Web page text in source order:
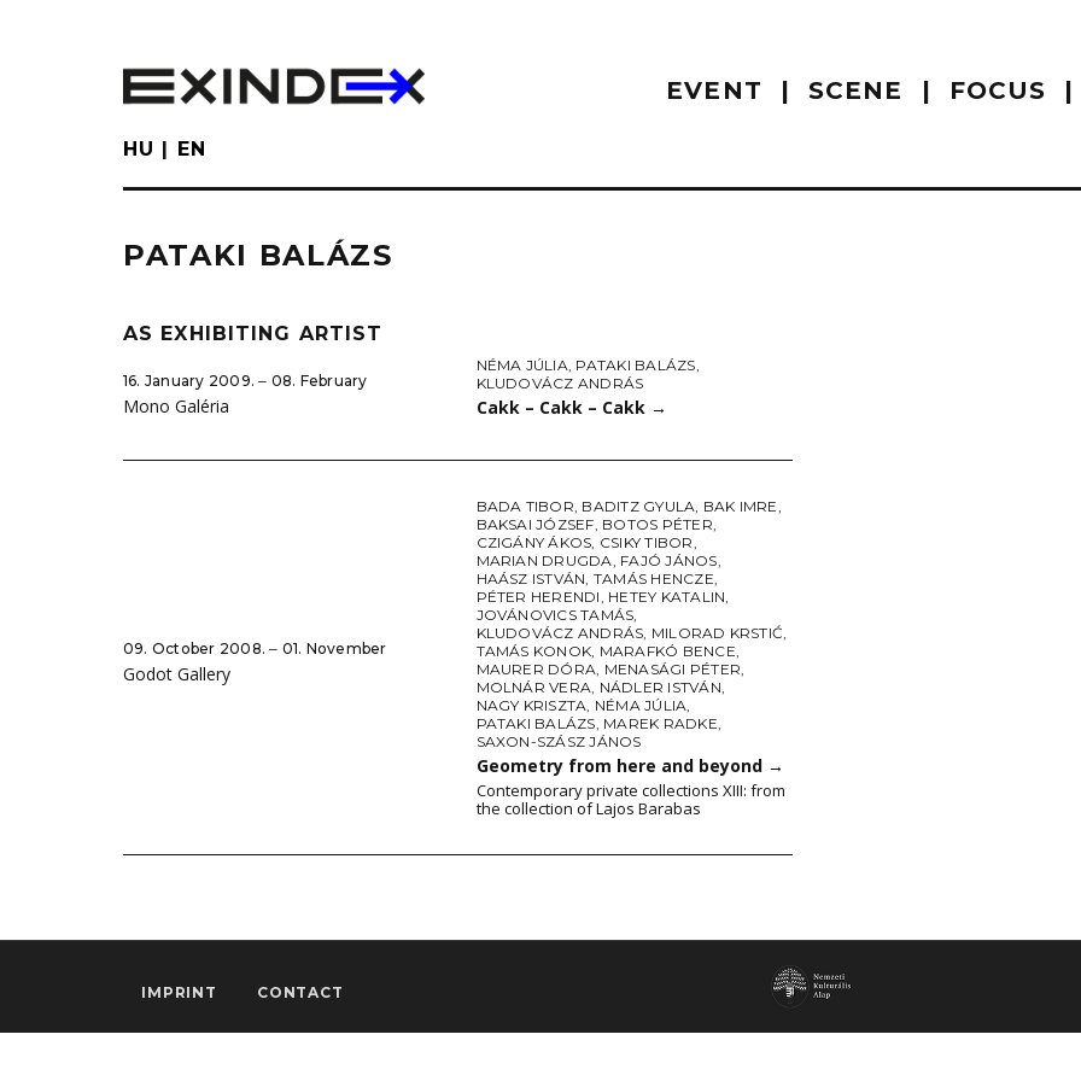
EVENT SCENE FOCUS
HU EN
PATAKI BALÁZS
AS EXHIBITING ARTIST
16. January 2009. ‒ 08. February
Mono Galéria
NÉMA JÚLIA, PATAKI BALÁZS,
KLUDOVÁCZ ANDRÁS
Cakk – Cakk – Cakk →
09. October 2008. ‒ 01. November
Godot Gallery
BADA TIBOR, BADITZ GYULA, BAK IMRE,
BAKSAI JÓZSEF, BOTOS PÉTER,
CZIGÁNY ÁKOS, CSIKY TIBOR,
MARIAN DRUGDA, FAJÓ JÁNOS,
HAÁSZ ISTVÁN, TAMÁS HENCZE,
PÉTER HERENDI, HETEY KATALIN,
JOVÁNOVICS TAMÁS,
KLUDOVÁCZ ANDRÁS, MILORAD KRSTIĆ,
TAMÁS KONOK, MARAFKÓ BENCE,
MAURER DÓRA, MENASÁGI PÉTER,
MOLNÁR VERA, NÁDLER ISTVÁN,
NAGY KRISZTA, NÉMA JÚLIA,
PATAKI BALÁZS, MAREK RADKE,
SAXON-SZÁSZ JÁNOS
Geometry from here and beyond →
Contemporary private collections XIII: from
the collection of Lajos Barabas
IMPRINT CONTACT